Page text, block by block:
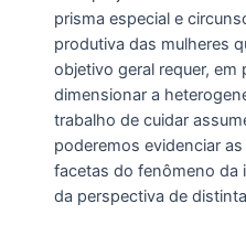
prisma especial e
produtiva das mulheres
objetivo geral requer, em
dimensionar a
trabalho de cuidar
poderemos evidenciar
facetas do fenômeno da
da perspectiva de